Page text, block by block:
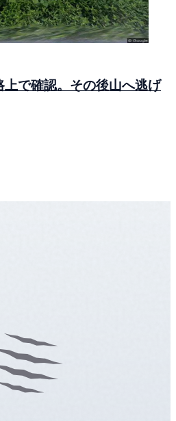
上で確認。その後山へ逃げ